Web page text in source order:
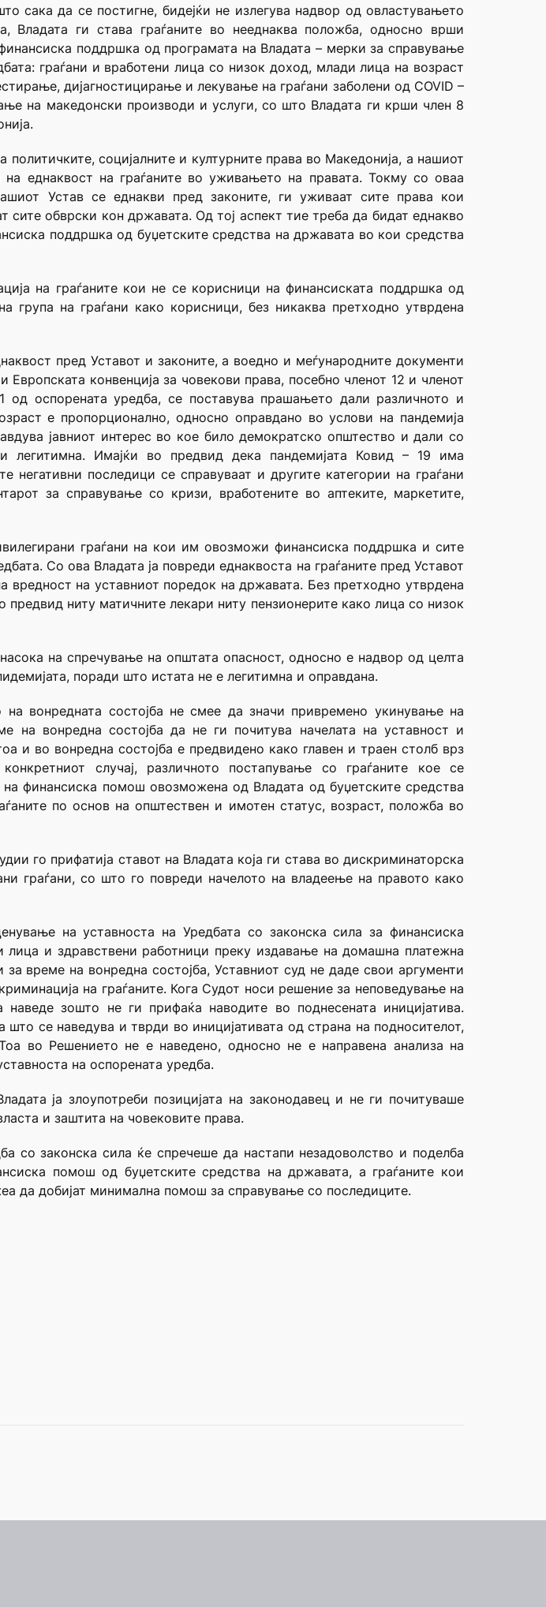
сака да се постигне, бидејќи не излегува надвор од овластувањето
Владата ги става граѓаните во нееднаква положба, односно врши
поддршка од програмата на Владата – мерки за справување
граѓани и вработени лица со низок доход, млади лица на возраст
дијагностицирање и лекување на граѓани заболени од COVID –
на македонски производи и услуги, со што Владата ги крши член 8
социјалните и културните права во Македонија, а нашиот
еднаквост на граѓаните во уживањето на правата. Токму со оваа
Устав се еднакви пред законите, ги уживаат сите права кои
сите обврски кон државата. Од тој аспект тие треба да бидат еднакво
поддршка од буџетските средства на државата во кои средства
на граѓаните кои не се корисници на финансиската поддршка од
група на граѓани како корисници, без никаква претходно утврдена
пред Уставот и законите, а воедно и меѓународните документи
конвенција за човекови права, посебно членот 12 и членот
оспорената уредба, се поставува прашањето дали различното и
е пропорционално, односно оправдано во услови на пандемија
јавниот интерес во кое било демократско општество и дали со
Имајќи во предвид дека пандемијата Ковид – 19 има
негативни последици се справуваат и другите категории на граѓани
за справување со кризи, вработените во аптеките, маркетите,
граѓани на кои им овозможи финансиска поддршка и сите
Со ова Владата ја повреди еднаквоста на граѓаните пред Уставот
на уставниот поредок на државата. Без претходно утврдена
предвид ниту матичните лекари ниту пензионерите како лица со низок
на спречување на општата опасност, односно е надвор од целта
поради што истата не е легитимна и оправдана.
вонредната состојба не смее да значи привремено укинување на
на вонредна состојба да не ги почитува начелата на уставност и
и во вонредна состојба е предвидено како главен и траен столб врз
случај, различното постапување со граѓаните кое се
финансиска помош овозможена од Владата од буџетските средства
по основ на општествен и имотен статус, возраст, положба во
го прифатија ставот на Владата која ги става во дискриминаторска
граѓани, со што го повреди начелото на владеење на правото како
на уставноста на Уредбата со законска сила за финансиска
и здравствени работници преку издавање на домашна платежна
време на вонредна состојба, Уставниот суд не даде свои аргументи
на граѓаните. Кога Судот носи решение за неповедување на
зошто не ги прифаќа наводите во поднесената иницијатива.
се наведува и тврди во иницијативата од страна на подносителот,
во Решението не е наведено, односно не е направена анализа на
на оспорената уредба.
ја злоупотреби позицијата на законодавец и не ги почитуваше
и заштита на човековите права.
со законска сила ќе спречеше да настапи незадоволство и поделба
помош од буџетските средства на државата, а граѓаните кои
да добијат минимална помош за справување со последиците.